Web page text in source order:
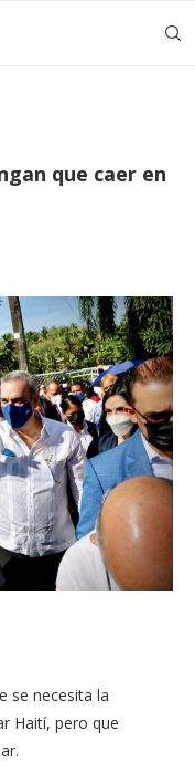
que caer en
se necesi­ta la
Haití, pero que